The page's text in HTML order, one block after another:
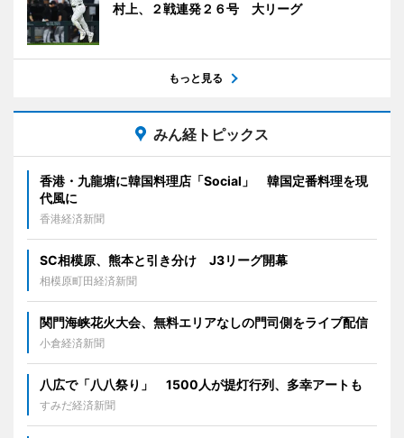
村上、２戦連発２６号 大リーグ
もっと見る
みん経トピックス
香港・九龍塘に韓国料理店「Social」 韓国定番料理を現
代風に
香港経済新聞
SC相模原、熊本と引き分け J3リーグ開幕
相模原町田経済新聞
関門海峡花火大会、無料エリアなしの門司側をライブ配信
小倉経済新聞
八広で「八八祭り」 1500人が提灯行列、多幸アートも
すみだ経済新聞